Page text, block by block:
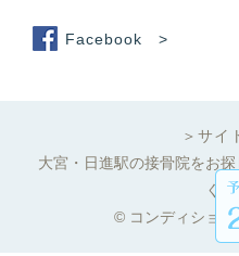
Facebook >
＞サイ
大宮・日進駅の接骨院をお
く
© コンディショ